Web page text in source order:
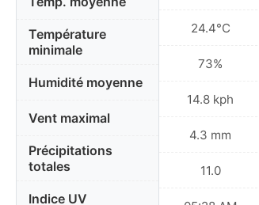
Température
minimale
Humidité moyenne
Vent maximal
Précipitations
totales
Indice UV
24.4°C
73%
14.8 kph
4.3 mm
11.0